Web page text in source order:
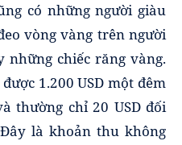
có những người giàu
vòng vàng trên người
những chiếc răng vàng.
1.200 USD một đêm
thường chỉ 20 USD đối
là khoản thu không